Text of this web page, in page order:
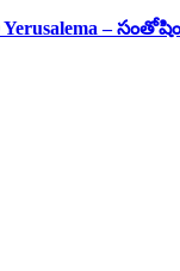
Yerusalema –